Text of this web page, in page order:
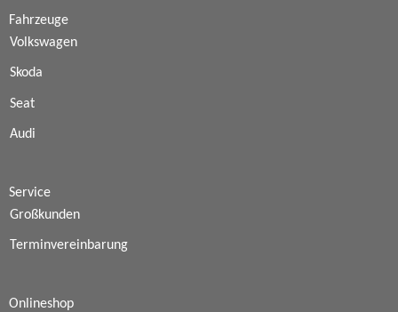
Fahrzeuge
Volkswagen
Skoda
Seat
Audi
Service
Großkunden
Terminvereinbarung
Onlineshop